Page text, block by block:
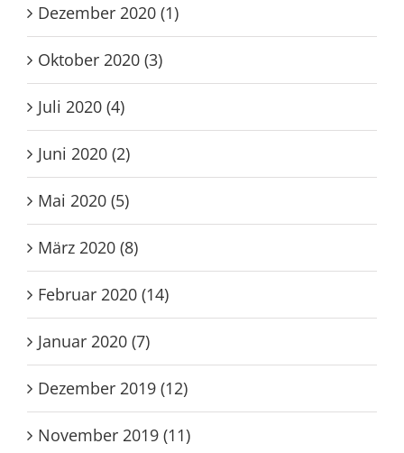
Dezember 2020 (1)
Oktober 2020 (3)
Juli 2020 (4)
Juni 2020 (2)
Mai 2020 (5)
März 2020 (8)
Februar 2020 (14)
Januar 2020 (7)
Dezember 2019 (12)
November 2019 (11)